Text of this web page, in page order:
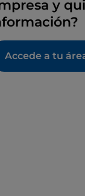
y
Accede a tu